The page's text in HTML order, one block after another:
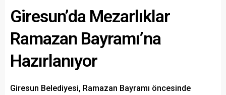
Giresun’da Mezarlıklar
Ramazan Bayramı’na
Hazırlanıyor
Giresun Belediyesi, Ramazan Bayramı öncesinde